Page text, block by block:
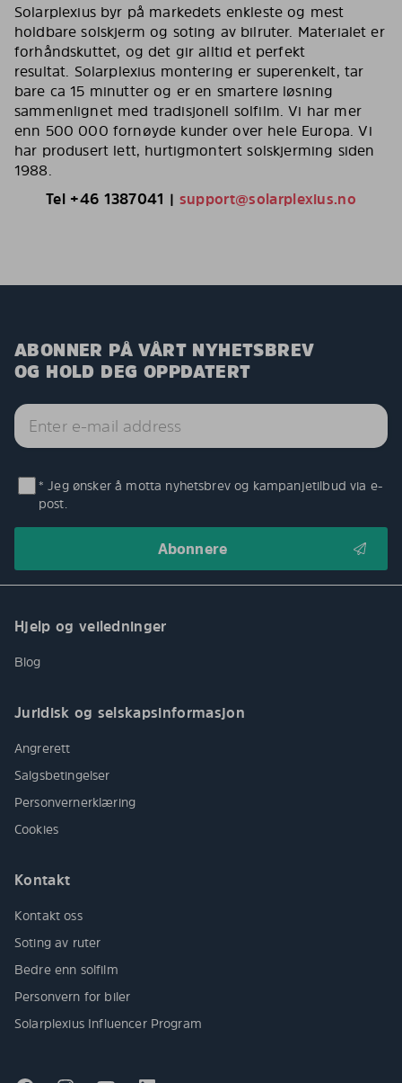
Solarplexius byr på markedets enkleste og mest
holdbare solskjerm og soting av bilruter. Materialet er
forhåndskuttet, og det gir alltid et perfekt
resultat. Solarplexius montering er superenkelt, tar
bare ca 15 minutter og er en smartere løsning
sammenlignet med tradisjonell solfilm. Vi har mer
enn 500 000 fornøyde kunder over hele Europa. Vi
har produsert lett, hurtigmontert solskjerming siden
1988.
Tel+46 1387041 | support@solarplexius.no
ABONNER PÅ VÅRT NYHETSBREV
OG HOLD DEG OPPDATERT
* Jeg ønsker å motta nyhetsbrev og kampanjetilbud via e-
post.
Hjelp og veiledninger
Blog
Juridisk og selskapsinformasjon
Angrerett
Salgsbetingelser
Personvernerklæring
Cookies
Kontakt
Kontakt oss
Soting av ruter
Bedre enn solfilm
Personvern for biler
Solarplexius Influencer Program